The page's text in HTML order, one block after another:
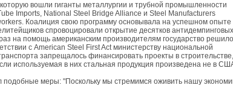
вошли гиганты металлургии и трубной промышленности
Imports, National Steel Bridge Alliance и Steel Manufacturers
Коалиция свою программу основывала на успешном опыте
спровоцировали открытие десятков антидемпинговых
на помощь американским производителям государство решило
с American Steel First Act министерству национальной
запрещалось финансировать проекты в строительстве,
используемая в них стальная продукция произведена не в
подобные меры: "Поскольку мы стремимся оживить нашу